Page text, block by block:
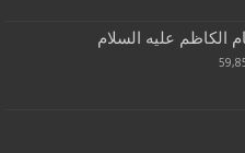
الكاظم عليه السلام